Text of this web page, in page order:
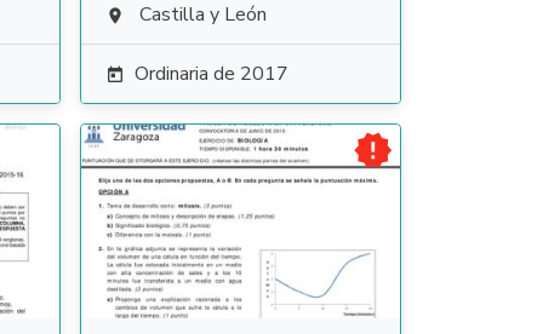
 Castilla y León
 Ordinaria de 2017
